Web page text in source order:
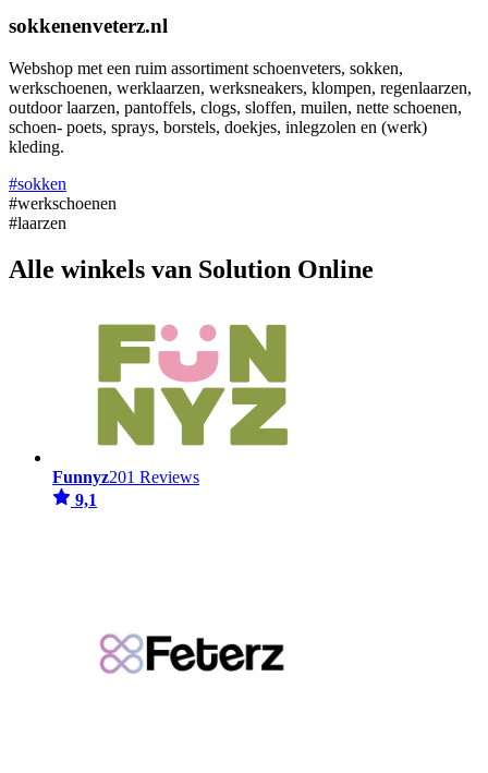
sokkenenveterz.nl
Webshop met een ruim assortiment schoenveters, sokken,
werkschoenen, werklaarzen, werksneakers, klompen, regenlaarzen,
outdoor laarzen, pantoffels, clogs, sloffen, muilen, nette schoenen,
schoen- poets, sprays, borstels, doekjes, inlegzolen en (werk)
kleding.
#sokken
#werkschoenen
#laarzen
Alle winkels van Solution Online
Funnyz201 Reviews
9,1